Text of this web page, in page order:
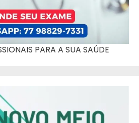
PARA A SUA SAÚDE